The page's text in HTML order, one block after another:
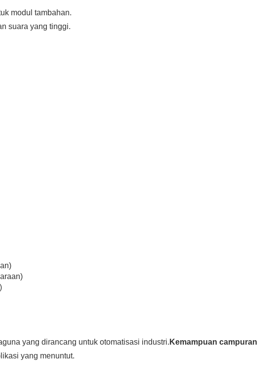
modul tambahan.
suara yang tinggi.
yang dirancang untuk otomatisasi industri. Kemampuan campuran
yang menuntut.